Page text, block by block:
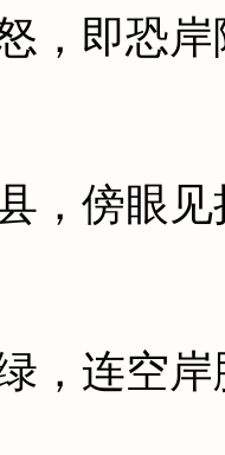
即恐岸
傍眼见
连空岸